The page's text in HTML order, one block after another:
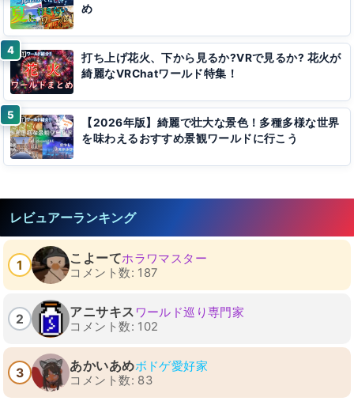
め
打ち上げ花火、下から見るか?VRで見るか? 花火が
綺麗なVRChatワールド特集！
【2026年版】綺麗で壮大な景色！多種多様な世界
を味わえるおすすめ景観ワールドに行こう
レビュアーランキング
1 こよーてホラワマスター
コメント数: 187
2 アニサキス ワールド巡り専門家
コメント数: 102
3 あかいあめボドゲ愛好家
コメント数: 83